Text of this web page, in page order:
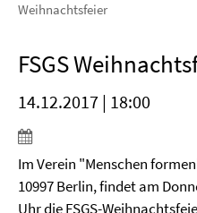
Weihnachtsfeier
FSGS
14.12.2017 | 18:00
Im Verein "Menschen
10997 Berlin, findet am
Uhr die FSGS-